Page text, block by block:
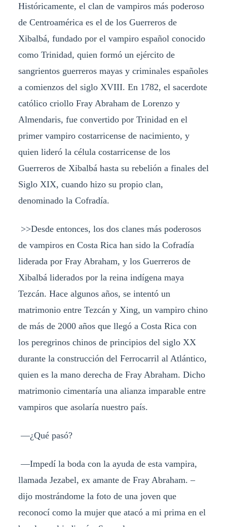
Históricamente, el clan de vampiros más poderoso
de Centroamérica es el de los Guerreros de
Xibalbá, fundado por el vampiro español conocido
como Trinidad, quien formó un ejército de
sangrientos guerreros mayas y criminales españoles
a comienzos del siglo XVIII. En 1782, el sacerdote
católico criollo Fray Abraham de Lorenzo y
Almendaris, fue convertido por Trinidad en el
primer vampiro costarricense de nacimiento, y
quien lideró la célula costarricense de los
Guerreros de Xibalbá hasta su rebelión a finales del
Siglo XIX, cuando hizo su propio clan,
denominado la Cofradía.
>>Desde entonces, los dos clanes más poderosos
de vampiros en Costa Rica han sido la Cofradía
liderada por Fray Abraham, y los Guerreros de
Xibalbá liderados por la reina indígena maya
Tezcán. Hace algunos años, se intentó un
matrimonio entre Tezcán y Xing, un vampiro chino
de más de 2000 años que llegó a Costa Rica con
los peregrinos chinos de principios del siglo XX
durante la construcción del Ferrocarril al Atlántico,
quien es la mano derecha de Fray Abraham. Dicho
matrimonio cimentaría una alianza imparable entre
vampiros que asolaría nuestro país.
—¿Qué pasó?
—Impedí la boda con la ayuda de esta vampira,
llamada Jezabel, ex amante de Fray Abraham. –
dijo mostrándome la foto de una joven que
reconocí como la mujer que atacó a mi prima en el